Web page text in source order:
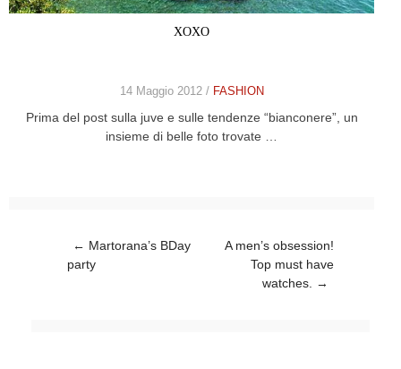
XOXO
14 Maggio 2012 / FASHION
Prima del post sulla juve e sulle tendenze “bianconere”, un
insieme di belle foto trovate …
Post navigation
← Martorana’s BDay
party
A men’s obsession!
Top must have
watches.
→